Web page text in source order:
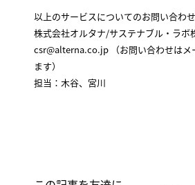
以上のサービスについてのお問い合わ
株式会社オルタナ/サステナブル・ラボ
csr@alterna.co.jp （お問い合わせはメ
ます）
担当：木谷、宮川